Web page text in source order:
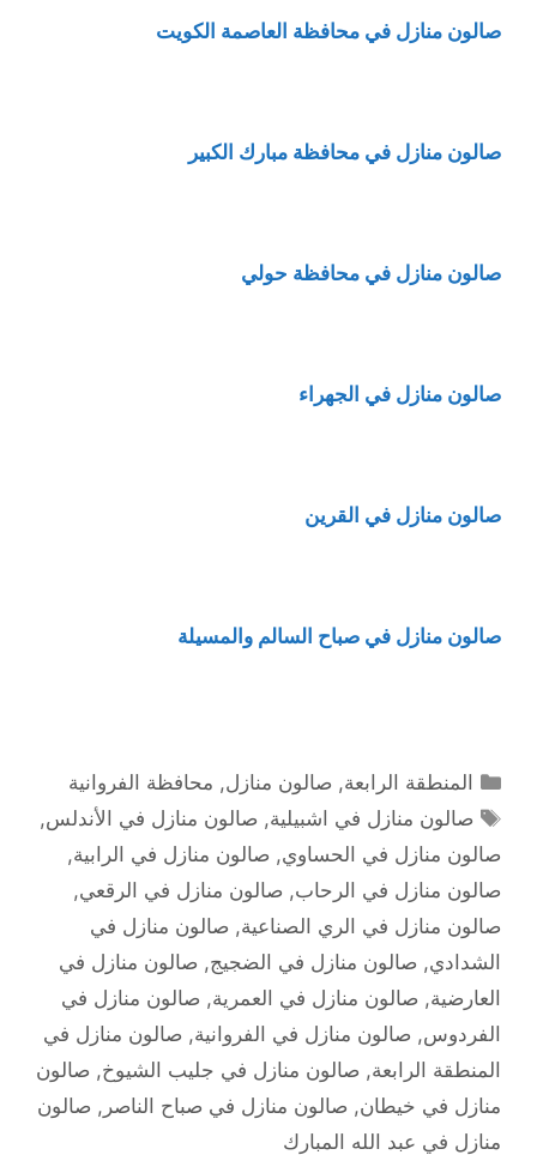
صالون منازل في محافظة العاصمة الكويت
صالون منازل في محافظة مبارك الكبير
صالون منازل في محافظة حولي
صالون منازل في الجهراء
صالون منازل في القرين
صالون منازل في صباح السالم والمسيلة
التصنيفات
المنطقة الرابعة, صالون منازل, محافظة الفروانية
الوسوم
صالون منازل في اشبيلية, صالون منازل في الأندلس,
صالون منازل في الحساوي, صالون منازل في الرابية,
صالون منازل في الرحاب, صالون منازل في الرقعي,
صالون منازل في الري الصناعية, صالون منازل في
الشدادي, صالون منازل في الضجيج, صالون منازل في
العارضية, صالون منازل في العمرية, صالون منازل في
الفردوس, صالون منازل في الفروانية, صالون منازل في
المنطقة الرابعة, صالون منازل في جليب الشيوخ, صالون
منازل في خيطان, صالون منازل في صباح الناصر , صالون
منازل في عبد الله المبارك